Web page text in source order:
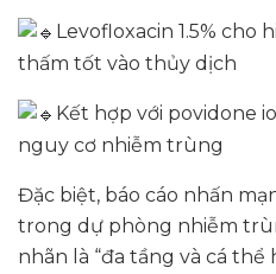
Levofloxacin 1.5% cho
thấm tốt vào thủy dịch
Kết hợp với povidone
nguy cơ nhiễm trùng
Đặc biệt, báo cáo nhấn
trong dự phòng nhiễm
nhãn là “đa tầng và cá